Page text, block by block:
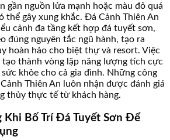
gần nguồn lửa mạnh hoặc màu đỏ quá
thể gây xung khắc. Đá Cảnh Thiên An
cảnh đa tầng kết hợp đá tuyết sơn,
đúng nguyên tắc ngũ hành, tạo ra
hoàn hảo cho biệt thự và resort. Việc
tạo thành vòng lặp năng lượng tích cực
khỏe cho cả gia đình. Những công
Thiên An luôn nhận được đánh giá
thủy thực tế từ khách hàng.
Khi Bố Trí Đá Tuyết Sơn Để